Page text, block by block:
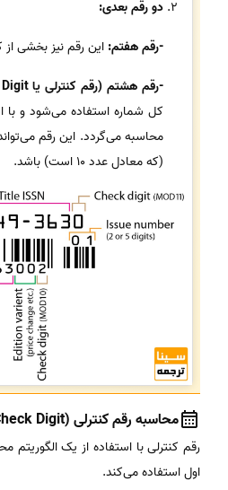
دو رقم بعدی:
-رقم هفتم: این رقم نیز بخشی
-رقم هشتم (رقم کنترلی یا Check Digit):
کل شماره استفاده می‌شود و با
(که معادل عدد 10 است) باشد.
محاسبه رقم کنترلی (Check Digit)
رقم کنترلی با استفاده از یک
اول استفاده می‌کند.